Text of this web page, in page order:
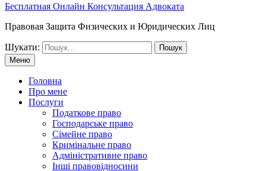
Бесплатная Онлайн Консультация Адвоката
Правовая Защита Физических и Юридических Лиц
Шукати:
Меню
Головна
Про мене
Послуги
Податкове право
Господарське право
Сімейне право
Кримінальне право
Адміністративне право
Інші правовідносини